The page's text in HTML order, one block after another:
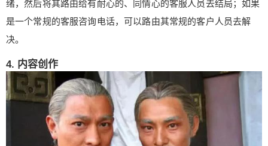
绪，然后将其路由给有耐心的、同情心的客服人员去结局；如果
是一个常规的客服咨询电话，可以路由其常规的客户人员去解
决。
4. 内容创作
立刻支付
6位以上
忘记密码？找回